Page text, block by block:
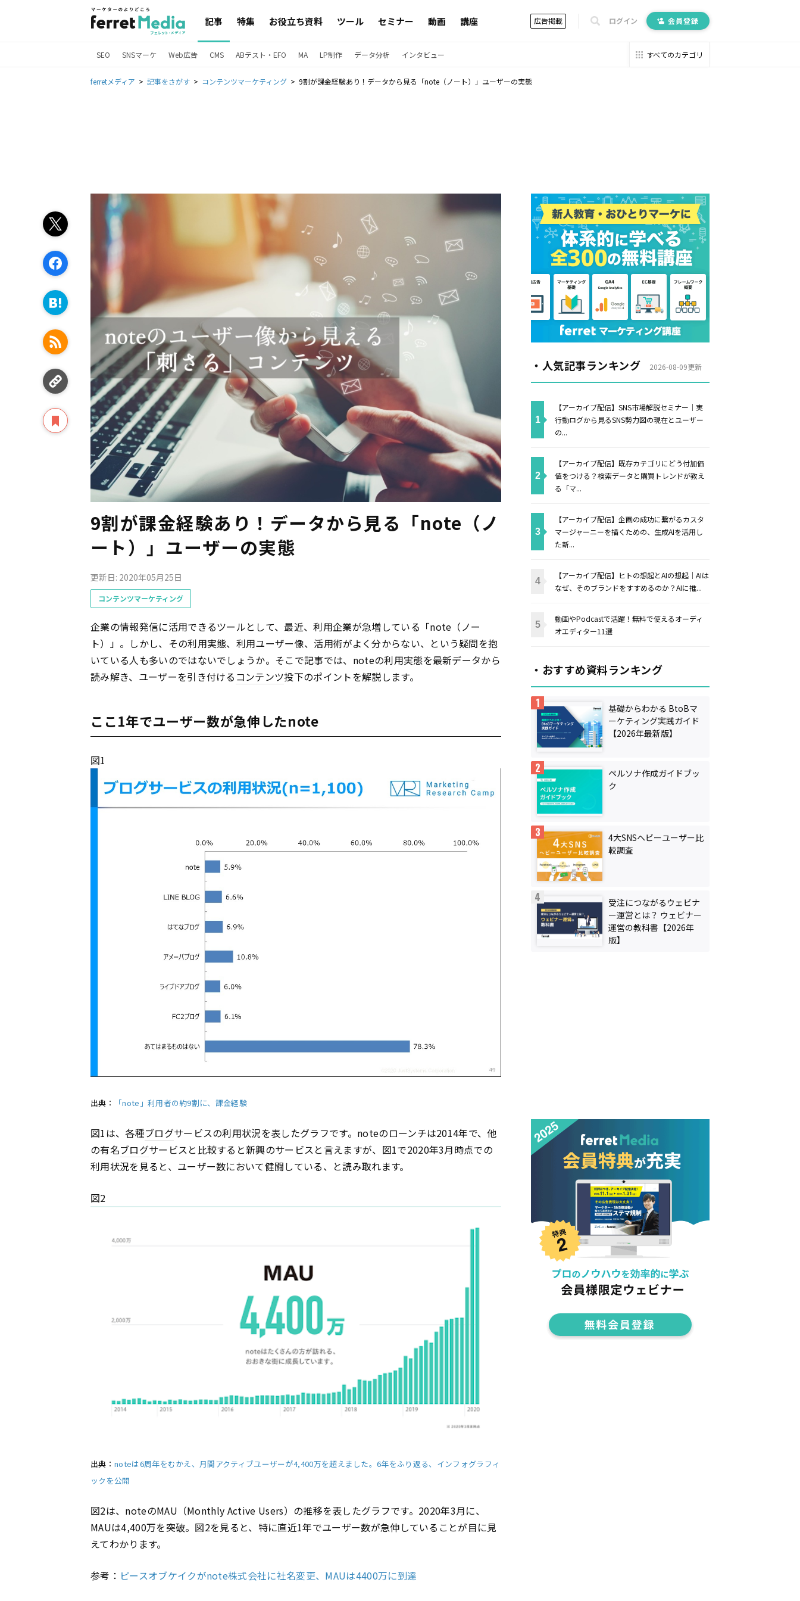
記事 特集 お役立ち資料 ツール セミナー 動画 講座 広告掲載 ログイン 会員登録
SEO SNSマーケ Web広告 CMS ABテスト・EFO MA LP制作 データ分析 インタビュー すべてのカテゴリ
ferretメディア 記事をさがす コンテンツマーケティング 9割が課金経験あり！データから見る「note（ノート）」ユーザーの実態
9割が課金経験あり！データから見る「note（ノ
ート）」ユーザーの実態
更新日: 2020年05月25日
コンテンツマーケティング
企業の情報発信に活用できるツールとして、最近、利用企業が急増している「note（ノー
ト）」。しかし、その利用実態、利用ユーザー像、活用術がよく分からない、という疑問を抱
いている人も多いのではないでしょうか。そこで記事では、noteの利用実態を最新データから
読み解き、ユーザーを引き付ける コンテンツ投下のポイントを解説します。
ここ1年でユーザー数が急伸したnote
図1
出典： 「note」利用者の約9割に、課金経験
図1は、各種ブログサービスの利用状況を表したグラフです。noteのローンチは2014年で、他
の有名ブログサービスと比較すると新興のサービスと言えますが、図1で2020年3月時点での
利用状況を見ると、ユーザー数において健闘している、と読み取れます。
図2
出典： noteは6周年をむかえ、月間アクティブユーザーが4,400万を超えました。6年をふり返る、インフォグラフィ
ックを公開
図2は、noteのMAU（Monthly Active Users）の推移を表したグラフです。2020年3月に、
MAUは4,400万を突破。図2を見ると、特に直近1年でユーザー数が急伸していることが目に見
えてわかります。
参考： ピースオブケイクがnote株式会社に社名変更、MAUは4400万に到達
・人気記事ランキング 2026-08-09更新
【アーカイブ配信】SNS市場解説セミナー｜実
行動ログから見るSNS勢力図の現在とユーザー
の...
【アーカイブ配信】既存カテゴリにどう付加価
値をつける？検索データと購買トレンドが教え
る「マ...
【アーカイブ配信】企画の成功に繋がるカスタ
マージャーニーを描くための、生成AIを活用し
た新...
【アーカイブ配信】ヒトの想起とAIの想起｜AIは
なぜ、そのブランドをすすめるのか？AIに推...
動画やPodcastで活躍！無料で使えるオーディ
オエディター11選
・おすすめ資料ランキング
基礎からわかる BtoBマ
ーケティング実践ガイド
【2026年最新版】
ペルソナ作成ガイドブッ
ク
4大SNSヘビーユーザー比
較調査
受注につながるウェビナ
ー運営とは？ ウェビナー
運営の教科書【2026年
版】